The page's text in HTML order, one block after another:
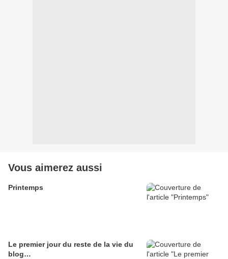
Vous aimerez aussi
Printemps
Le premier jour du reste de la vie du
blog…